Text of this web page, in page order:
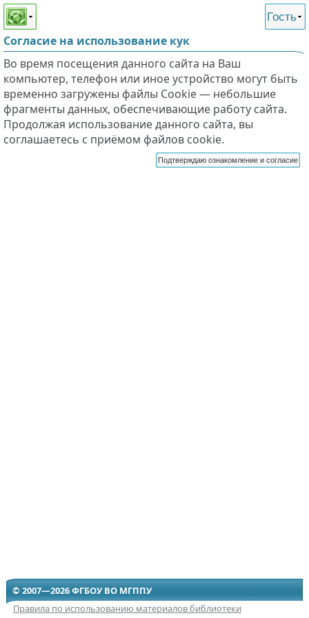
Этот сайт поддерживает
слабовидящих
Гость
Согласие на использование кук
Во время посещения данного сайта на Ваш
компьютер, телефон или иное устройство могут быть
временно загружены файлы Cookie — небольшие
фрагменты данных, обеспечивающие работу сайта.
Продолжая использование данного сайта, вы
соглашаетесь с приёмом файлов cookie.
Подтверждаю ознакомление и согласие
© 2007—2026 ФГБОУ ВО МГППУ
Правила по использованию материалов библиотеки